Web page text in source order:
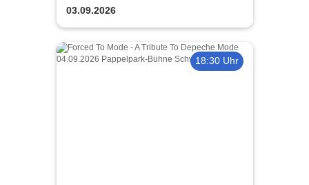
03.09.2026
18:30 Uhr